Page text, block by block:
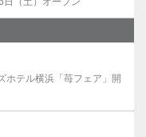
ホテル横浜「苺フェア」開